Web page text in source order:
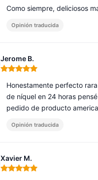
Como siempre, deliciosos
Opinión traducida
Jerome B.
Nota: 5 de 5
Honestamente perfecto
de níquel en 24 horas
pedido de producto
Opinión traducida
Xavier M.
Nota: 5 de 5